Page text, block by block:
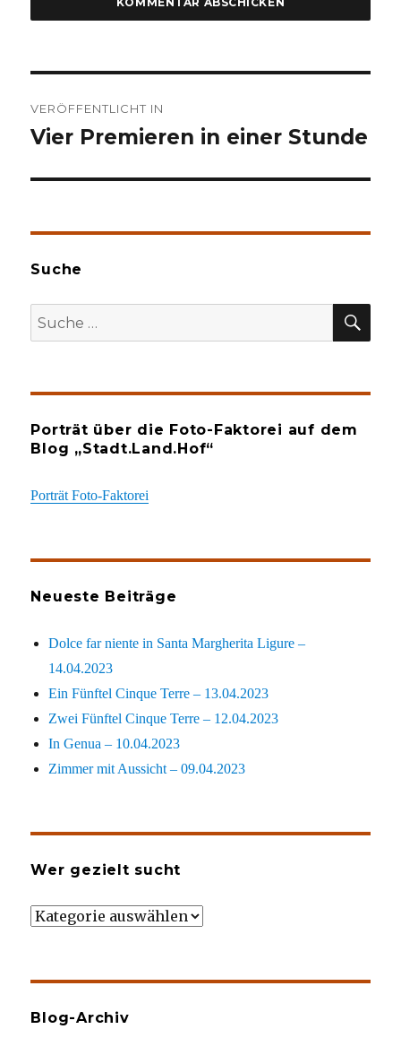
VERÖFFENTLICHT IN
Vier Premieren in einer Stunde
Suche
Suche
nach:
Porträt über die Foto-Faktorei auf dem
Blog „Stadt.Land.Hof“
Porträt Foto-Faktorei
Neueste Beiträge
Dolce far niente in Santa Margherita Ligure –
14.04.2023
Ein Fünftel Cinque Terre – 13.04.2023
Zwei Fünftel Cinque Terre – 12.04.2023
In Genua – 10.04.2023
Zimmer mit Aussicht – 09.04.2023
Wer gezielt sucht
Wer
Blog-Archiv